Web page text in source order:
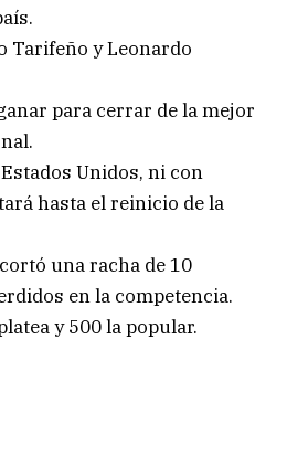
Tarifeño y Leonardo
para cerrar de la mejor
Unidos, ni con
hasta el reinicio de la
una racha de 10
en la competencia.
y 500 la popular.